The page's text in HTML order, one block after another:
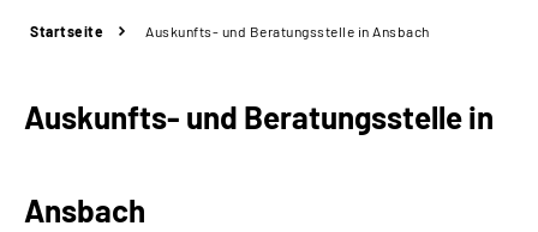
Rente
Startseite Auskunfts- und Beratungsstelle in Ansbach
Auskunfts- und Beratungsstelle in
Ansbach